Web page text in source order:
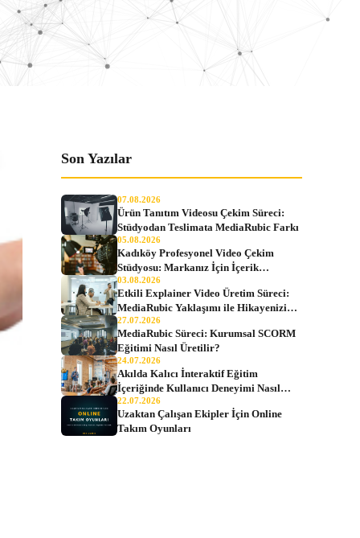
Son Yazılar
07.08.2026
Ürün Tanıtım Videosu Çekim Süreci:
Stüdyodan Teslimata MediaRubic Farkı
05.08.2026
Kadıköy Profesyonel Video Çekim
Stüdyosu: Markanız İçin İçerik
Üretiminin Adresi
03.08.2026
Etkili Explainer Video Üretim Süreci:
MediaRubic Yaklaşımı ile Hikayenizi
Anlatın
27.07.2026
MediaRubic Süreci: Kurumsal SCORM
Eğitimi Nasıl Üretilir?
24.07.2026
Akılda Kalıcı İnteraktif Eğitim
İçeriğinde Kullanıcı Deneyimi Nasıl
Tasarlanır?
22.07.2026
Uzaktan Çalışan Ekipler İçin Online
Takım Oyunları